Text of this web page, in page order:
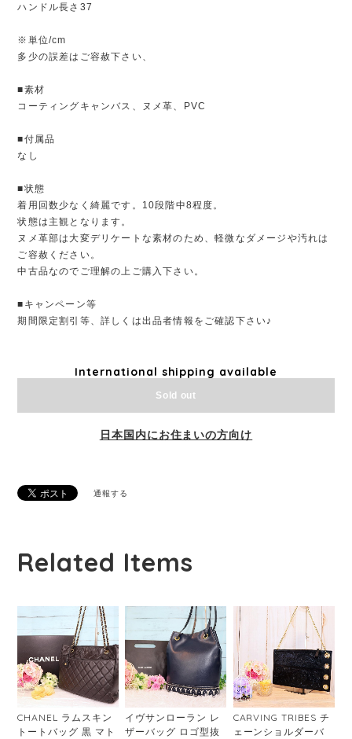
ハンドル長さ37
※単位/cm
多少の誤差はご容赦下さい、
■素材
コーティングキャンバス、ヌメ革、PVC
■付属品
なし
■状態
着用回数少なく綺麗です。10段階中8程度。
状態は主観となります。
ヌメ革部は大変デリケートな素材のため、軽微なダメージや汚れは
ご容赦ください。
中古品なのでご理解の上ご購入下さい。
■キャンペーン等
期間限定割引等、詳しくは出品者情報をご確認下さい♪
International shipping available
Sold out
日本国内にお住まいの方向け
通報する
Related Items
CHANEL ラムスキン
トートバッグ 黒 マト
イヴサンローラン レ
ザーバッグ ロゴ型抜
CARVING TRIBES チ
ェーンショルダーバ